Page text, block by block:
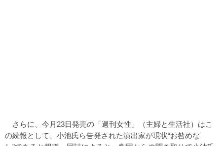
さらに、今月23日発売の「週刊女性」（主婦と生活社）はこ
の続報として、小池氏ら告発された演出家が現状“お咎めな